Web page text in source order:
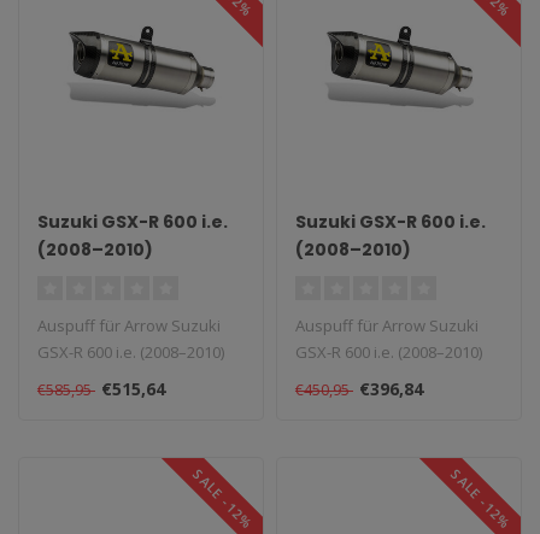
Suzuki GSX-R 600 i.e.
(2008–2010)
Auspuff für Arrow Suzuki
GSX-R 600 i.e. (2008–2010)
Aluminium Maxi Race-Tech ..
€585,95 €515,64
Suzuki GSX-R 600 i.e.
(2008–2010)
Auspuff für Arrow Suzuki
GSX-R 600 i.e. (2008–2010)
Aluminium Race-Tech Slip-..
€450,95 €396,84
SALE -12% SALE -12%